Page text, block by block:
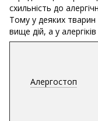
схильність до
Тому у деяких тварин
вище дій, а у
Алергостоп